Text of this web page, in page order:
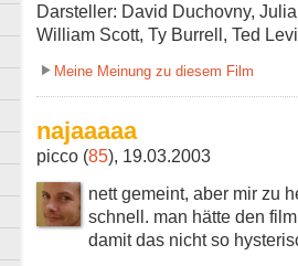
Darsteller: David Duchovny,
William Scott, Ty Burrell, Ted
Meine Meinung zu diesem Film
najaaaaa
picco (85), 19.03.2003
nett gemeint, aber mir zu
schnell. man hätte den
damit das nicht so